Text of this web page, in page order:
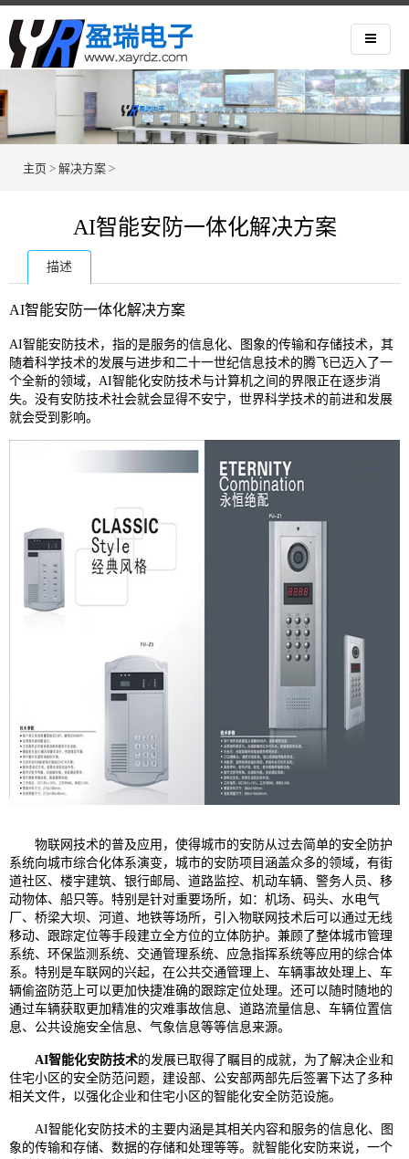
主页 > 解决方案 >
AI智能安防一体化解决方案
描述
AI智能安防一体化解决方案
AI智能安防技术，指的是服务的信息化、图象的传输和存储技术，其
随着科学技术的发展与进步和二十一世纪信息技术的腾飞已迈入了一
个全新的领域，AI智能化安防技术与计算机之间的界限正在逐步消
失。没有安防技术社会就会显得不安宁，世界科学技术的前进和发展
就会受到影响。
物联网技术的普及应用，使得城市的安防从过去简单的安全防护
系统向城市综合化体系演变，城市的安防项目涵盖众多的领域，有街
道社区、楼宇建筑、银行邮局、道路监控、机动车辆、警务人员、移
动物体、船只等。特别是针对重要场所，如：机场、码头、水电气
厂、桥梁大坝、河道、地铁等场所，引入物联网技术后可以通过无线
移动、跟踪定位等手段建立全方位的立体防护。兼顾了整体城市管理
系统、环保监测系统、交通管理系统、应急指挥系统等应用的综合体
系。特别是车联网的兴起，在公共交通管理上、车辆事故处理上、车
辆偷盗防范上可以更加快捷准确的跟踪定位处理。还可以随时随地的
通过车辆获取更加精准的灾难事故信息、道路流量信息、车辆位置信
息、公共设施安全信息、气象信息等等信息来源。
AI智能化安防技术的发展已取得了瞩目的成就，为了解决企业和
住宅小区的安全防范问题，建设部、公安部两部先后签署下达了多种
相关文件，以强化企业和住宅小区的智能化安全防范设施。
AI智能化安防技术的主要内涵是其相关内容和服务的信息化、图
象的传输和存储、数据的存储和处理等等。就智能化安防来说，一个